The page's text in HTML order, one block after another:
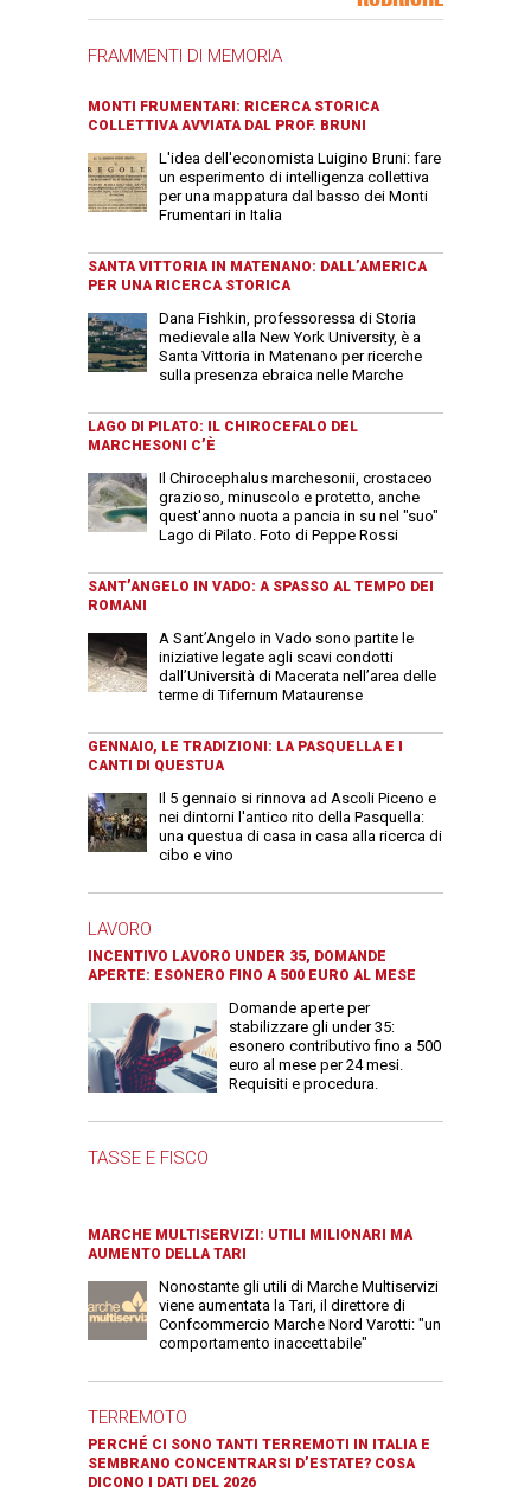
FRAMMENTI DI MEMORIA
MONTI FRUMENTARI: RICERCA STORICA
COLLETTIVA AVVIATA DAL PROF. BRUNI
L'idea dell'economista Luigino Bruni: fare
un esperimento di intelligenza collettiva
per una mappatura dal basso dei Monti
Frumentari in Italia
SANTA VITTORIA IN MATENANO: DALL’AMERICA
PER UNA RICERCA STORICA
Dana Fishkin, professoressa di Storia
medievale alla New York University, è a
Santa Vittoria in Matenano per ricerche
sulla presenza ebraica nelle Marche
LAGO DI PILATO: IL CHIROCEFALO DEL
MARCHESONI C’È
Il Chirocephalus marchesonii, crostaceo
grazioso, minuscolo e protetto, anche
quest'anno nuota a pancia in su nel "suo"
Lago di Pilato. Foto di Peppe Rossi
SANT’ANGELO IN VADO: A SPASSO AL TEMPO DEI
ROMANI
A Sant’Angelo in Vado sono partite le
iniziative legate agli scavi condotti
dall’Università di Macerata nell’area delle
terme di Tifernum Mataurense
GENNAIO, LE TRADIZIONI: LA PASQUELLA E I
CANTI DI QUESTUA
Il 5 gennaio si rinnova ad Ascoli Piceno e
nei dintorni l'antico rito della Pasquella:
una questua di casa in casa alla ricerca di
cibo e vino
LAVORO
INCENTIVO LAVORO UNDER 35, DOMANDE
APERTE: ESONERO FINO A 500 EURO AL MESE
Domande aperte per
stabilizzare gli under 35:
esonero contributivo fino a 500
euro al mese per 24 mesi.
Requisiti e procedura.
TASSE E FISCO
MARCHE MULTISERVIZI: UTILI MILIONARI MA
AUMENTO DELLA TARI
Nonostante gli utili di Marche Multiservizi
viene aumentata la Tari, il direttore di
Confcommercio Marche Nord Varotti: "un
comportamento inaccettabile"
TERREMOTO
PERCHÉ CI SONO TANTI TERREMOTI IN ITALIA E
SEMBRANO CONCENTRARSI D’ESTATE? COSA
DICONO I DATI DEL 2026